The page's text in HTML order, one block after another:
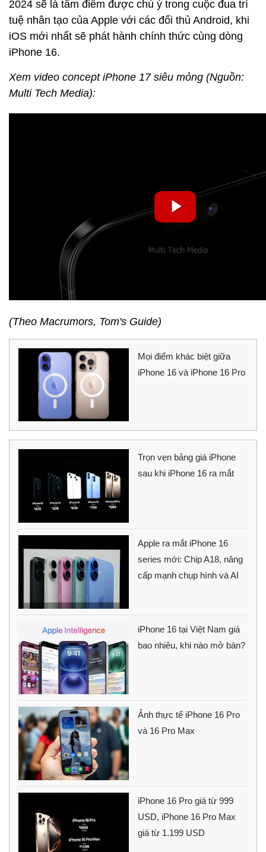
2024 sẽ là tâm điểm được chú ý trong cuộc đua trí
tuệ nhân tạo của Apple với các đối thủ Android, khi
iOS mới nhất sẽ phát hành chính thức cùng dòng
iPhone 16.
Xem video concept iPhone 17 siêu mỏng (Nguồn:
Multi Tech Media):
(Theo Macrumors, Tom's Guide)
Mọi điểm khác biệt giữa
iPhone 16 và iPhone 16 Pro
Trọn vẹn bảng giá iPhone
sau khi iPhone 16 ra mắt
Apple ra mắt iPhone 16
series mới: Chip A18, nâng
cấp mạnh chụp hình và AI
iPhone 16 tại Việt Nam giá
bao nhiêu, khi nào mở bán?
Ảnh thực tế iPhone 16 Pro
và 16 Pro Max
iPhone 16 Pro giá từ 999
USD, iPhone 16 Pro Max
giá từ 1.199 USD